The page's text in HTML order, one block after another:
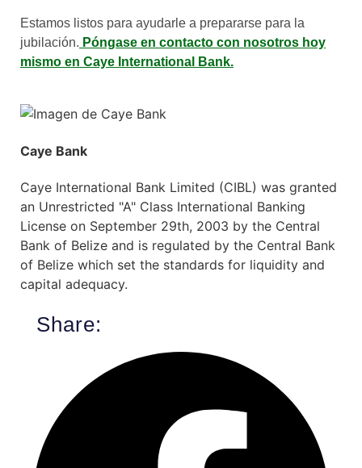
Estamos listos para ayudarle a prepararse para la
jubilación. Póngase en contacto con nosotros hoy
mismo en Caye International Bank.
Caye Bank
Caye International Bank Limited (CIBL) was granted
an Unrestricted "A" Class International Banking
License on September 29th, 2003 by the Central
Bank of Belize and is regulated by the Central Bank
of Belize which set the standards for liquidity and
capital adequacy.
Share: